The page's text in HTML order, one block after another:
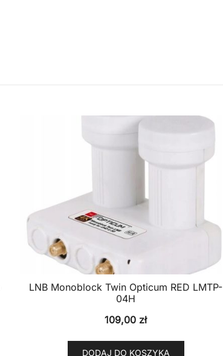
LNB Monoblock Twin Opticum RED LMTP-
04H
109,00 zł
DODAJ DO KOSZYKA